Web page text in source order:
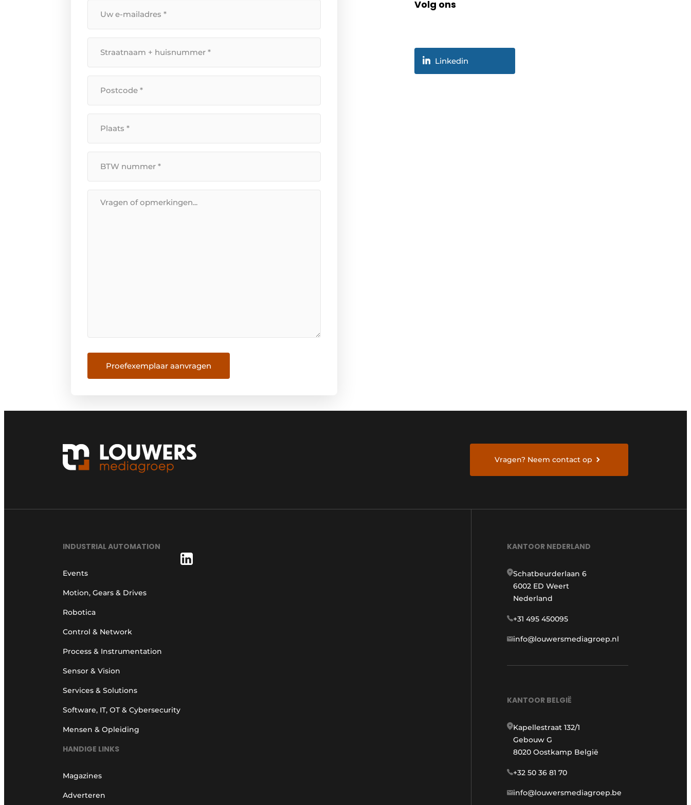
mailadres
huisnummer
Nummer
*
Volg ons
Linkedin
Vragen? Neem contact op
INDUSTRIAL AUTOMATION
Events
Motion, Gears & Drives
Robotica
Control & Network
Process & Instrumentation
Sensor & Vision
Services & Solutions
Software, IT, OT & Cybersecurity
Mensen & Opleiding
HANDIGE LINKS
Magazines
Adverteren
KANTOOR NEDERLAND
Schatbeurderlaan 6
6002 ED Weert
Nederland
+31 495 450095
info@louwersmediagroep.nl
KANTOOR BELGIË
Kapellestraat 132/1
Gebouw G
8020 Oostkamp België
+32 50 36 81 70
info@louwersmediagroep.be